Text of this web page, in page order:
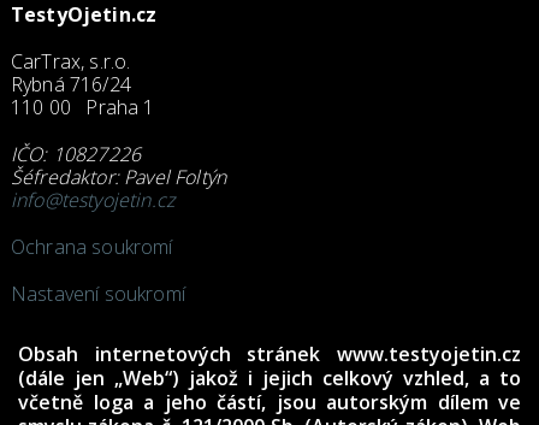
TestyOjetin.cz
CarTrax, s.r.o.
Rybná 716/24
110 00 Praha 1
IČO: 10827226
Šéfredaktor: Pavel Foltýn
info@testyojetin.cz
Ochrana soukromí
Nastavení soukromí
Obsah internetových stránek www.testyojetin.cz
(dále jen „Web“) jakož i jejich celkový vzhled, a to
včetně loga a jeho částí, jsou autorským dílem ve